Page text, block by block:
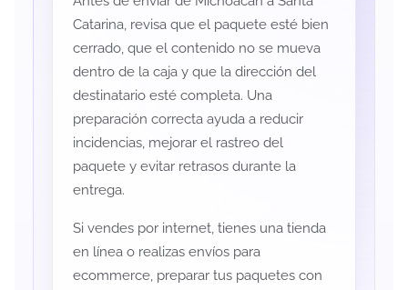
Catarina, revisa que el paquete esté bien
cerrado, que el contenido no se mueva
dentro de la caja y que la dirección del
destinatario esté completa. Una
preparación correcta ayuda a reducir
incidencias, mejorar el rastreo del
paquete y evitar retrasos durante la
entrega.
Si vendes por internet, tienes una tienda
en línea o realizas envíos para
ecommerce, preparar tus paquetes con